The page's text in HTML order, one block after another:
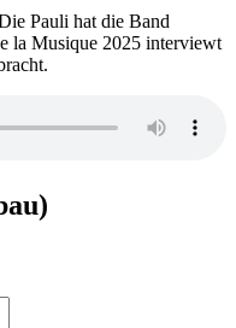
Pauli hat die Band
la Musique 2025 interviewt